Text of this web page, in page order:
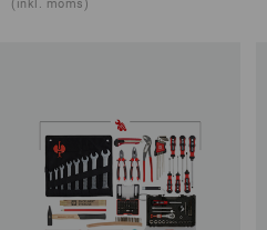
(inkl. moms)